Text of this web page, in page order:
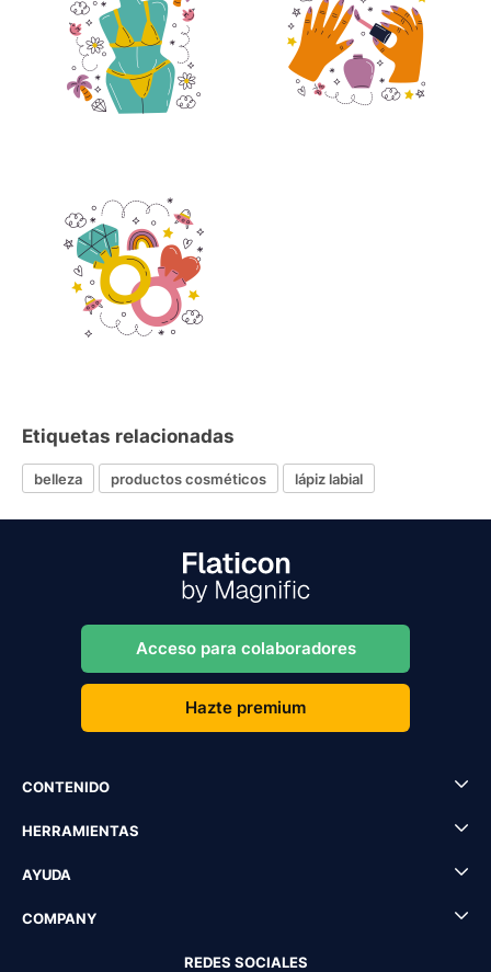
Etiquetas relacionadas
belleza productos cosméticos lápiz labial
Acceso para colaboradores
Hazte premium
CONTENIDO
HERRAMIENTAS
AYUDA
COMPANY
REDES SOCIALES